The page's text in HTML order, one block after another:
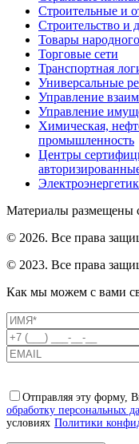
Строительные и
Строительство и
Товары
Торговые сети
Транспортная
Универсальные
Управление
Управление
Химическая,
промышленность
Центры
Материалы размещены
© 2026. Все права
© 2023. Все права
Как мы можем с вами
Отправляя эту форму,
обработку персональных
условиях Политики